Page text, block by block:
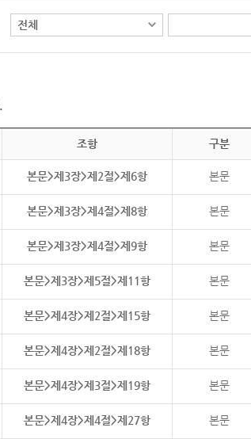
조항 구분
본문>제3장>제2절>제6항 본문
본문>제3장>제4절>제8항 본문
본문>제3장>제4절>제9항 본문
본문>제3장>제5절>제11항 본문
본문>제4장>제2절>제15항 본문
본문>제4장>제2절>제18항 본문
본문>제4장>제3절>제19항 본문
본문>제4장>제4절>제27항 본문